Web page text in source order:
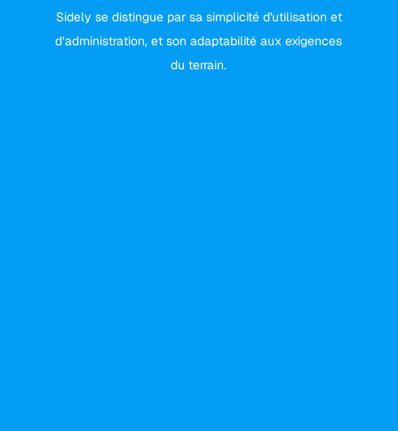
Sidely se distingue par sa simplicité d'utilisation et
d’administration, et son adaptabilité aux exigences
du terrain.